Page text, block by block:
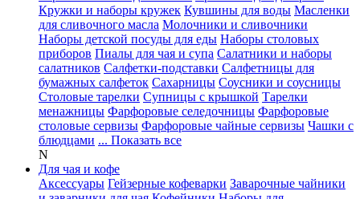
Кружки и наборы кружек Кувшины для воды Масленки
для сливочного масла Молочники и сливочники
Наборы детской посуды для еды Наборы столовых
приборов Пиалы для чая и супа Салатники и наборы
салатников Салфетки-подставки Салфетницы для
бумажных салфеток Сахарницы Соусники и соусницы
Столовые тарелки Супницы с крышкой Тарелки
менажницы Фарфоровые селедочницы Фарфоровые
столовые сервизы Фарфоровые чайные сервизы Чашки с
блюдцами ... Показать все
N
Для чая и кофе
Аксессуары Гейзерные кофеварки Заварочные чайники